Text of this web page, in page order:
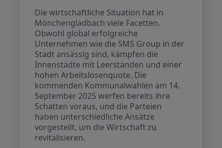
Die wirtschaftliche Situation hat in
Mönchengladbach viele Facetten.
Obwohl global erfolgreiche
Unternehmen wie die SMS Group in der
Stadt ansässig sind, kämpfen die
Innenstädte mit Leerständen und einer
hohen Arbeitslosenquote. Die
kommenden Kommunalwahlen am 14.
September 2025 werfen bereits ihre
Schatten voraus, und die Parteien
haben unterschiedliche Ansätze
vorgestellt, um die Wirtschaft zu
revitalisieren.